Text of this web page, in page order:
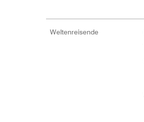
Weltenreisende